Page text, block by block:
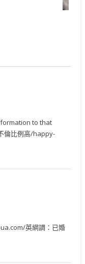
to that
倫比例高/happy-
英網調：已婚